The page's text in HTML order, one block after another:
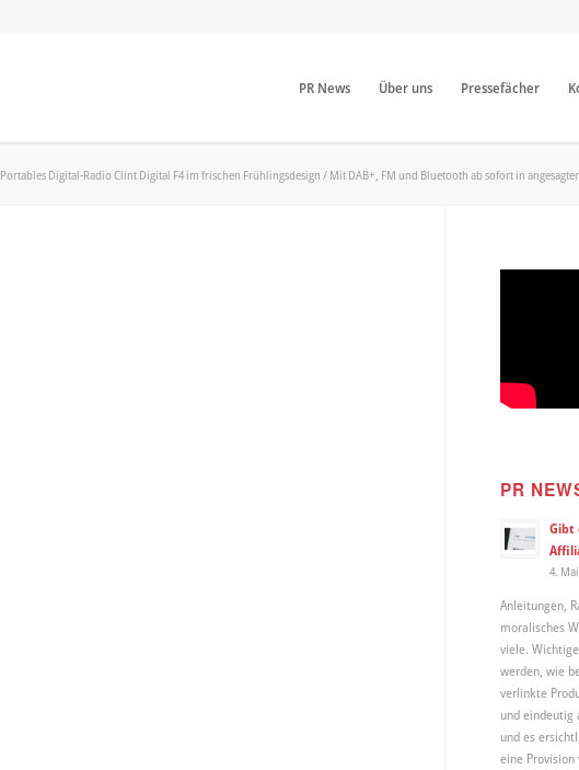
PR News Über uns Pressefächer
Portables Digital-Radio Clint Digital F4 im frischen Frühlingsdesign / Mit DAB+, FM und Bluetooth ab sofort in
PR
Gibt
4.
Anleitungen,
moralisches
viele.
werden, wie
verlinkte
und eindeutig
und es
eine